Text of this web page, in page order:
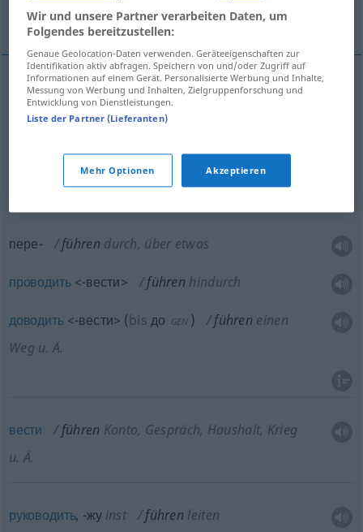
командовать, вести <по->, управлять
водить UNBEST, -жу führen geleiten
<-вести> führen
herführen, hinführen
пере- führen durch, über etwas
проводить<-вести> führen hindurch
доводить<-вести> (bis до GEN ) führen einen
Weg u. Ä.
вести führen Konto, Gespräch, Haushalt, Krieg
u. Ä.
руководить, -жу inst führen leiten
Wir und unsere Partner verarbeiten Daten, um
Folgendes bereitzustellen:
Genaue Geolocation-Daten verwenden. Geräteeigenschaften zur
Identifikation aktiv abfragen. Speichern von und/oder Zugriff auf
Informationen auf einem Gerät. Personalisierte Werbung und Inhalte,
Messung von Werbung und Inhalten, Zielgruppenforschung und
Entwicklung von Dienstleistungen.
Liste der Partner (Lieferanten)
Mehr Optionen Akzeptieren